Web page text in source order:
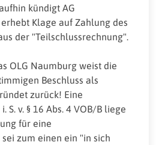
kündigt AG
Klage auf Zahlung des
der "Teilschlussrechnung".
OLG Naumburg weist die
Beschluss als
zurück! Eine
S. v. § 16 Abs. 4 VOB/B liege
für eine
zum einen ein "in sich